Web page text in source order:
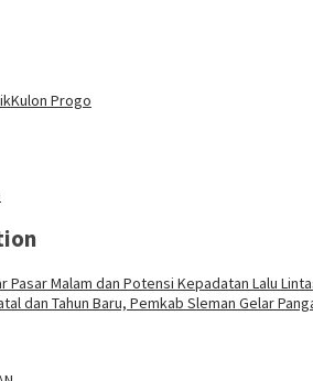
Kulon Progo
Pasar Malam dan Potensi Kepadatan Lalu
dan Tahun Baru, Pemkab Sleman Gelar